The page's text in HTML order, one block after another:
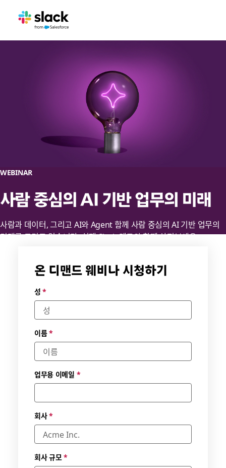
WEBINAR
사람 중심의 AI 기반 업무의 미래
사람과 데이터, 그리고 AI와 Agent 함께 사람 중심의 AI 기반 업무의
미래를 그리고 있습니다. 실제 Slack 데모와 함께 살펴보세요.
온 디맨드 웨비나 시청하기
성 *
이름*
업무용 이메일 *
회사*
회사 규모*